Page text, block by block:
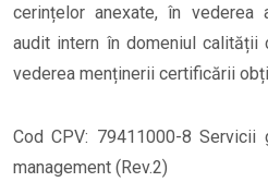
cerințelor anexate, în vederea
audit intern în domeniul calității
vederea menținerii certificării
Cod CPV: 79411000-8 Servicii
management (Rev.2)